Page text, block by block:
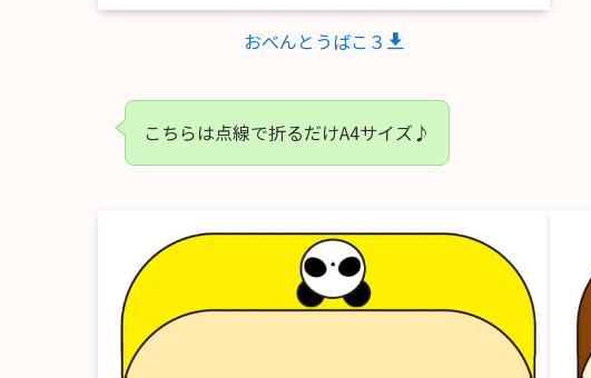
おべんとうばこ３
こちらは点線で折るだけA4サイズ♪